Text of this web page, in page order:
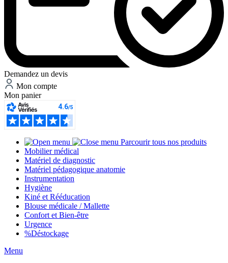
Demandez un devis
Mon compte
Mon panier
Parcourir tous nos produits
Mobilier médical
Matériel de diagnostic
Matériel pédagogique anatomie
Instrumentation
Hygiène
Kiné et Rééducation
Blouse médicale / Mallette
Confort et Bien-être
Urgence
%Déstockage
Menu